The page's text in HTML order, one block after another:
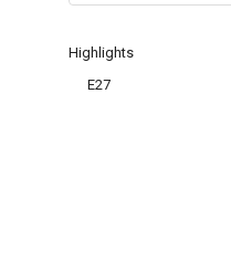
Highlights
E27